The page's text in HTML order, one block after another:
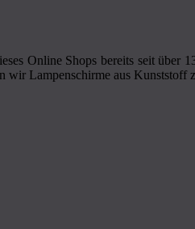
Online Shops bereits seit
wir Lampenschirme aus Kunststoff